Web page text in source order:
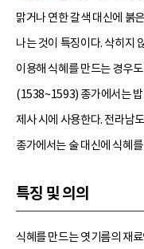
맑거나 연한 갈색 대신에 붉
나는 것이 특징이다. 삭히지
이용해 식혜를 만드는 경우
(1538~1593) 종가에서는
제사 시에 사용한다. 전라남
종가에서는 술 대신에 식혜
특징 및 의의
식혜를 만드는 엿기름의 재